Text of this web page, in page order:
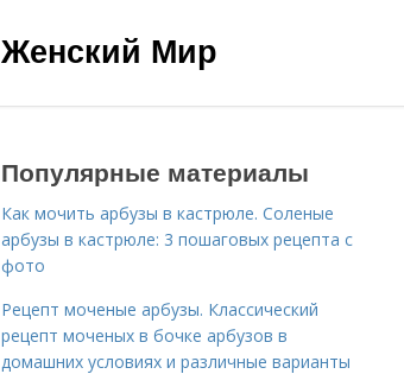
Женский Мир
Популярные материалы
Как мочить арбузы в кастрюле. Соленые
арбузы в кастрюле: 3 пошаговых рецепта с
фото
Рецепт моченые арбузы. Классический
рецепт моченых в бочке арбузов в
домашних условиях и различные варианты